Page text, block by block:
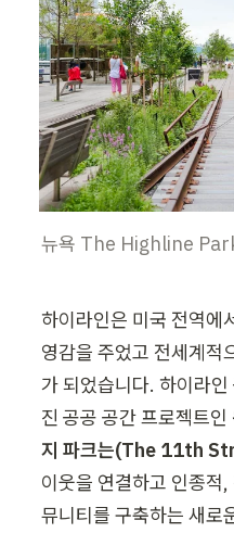
뉴욕 The Highline
하이라인은 미국 전역에
영감을 주었고 전세계적
가 되었습니다. 하이라
진 공공 공간 프로젝트인
지 파크는(The 11th
이웃을 연결하고 인종적
뮤니티를 구축하는 새로